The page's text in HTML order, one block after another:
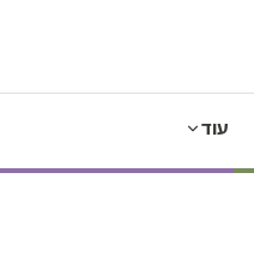
עוד